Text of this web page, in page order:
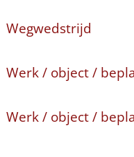
Wegwedstrijd
Werk / object /
Werk / object /